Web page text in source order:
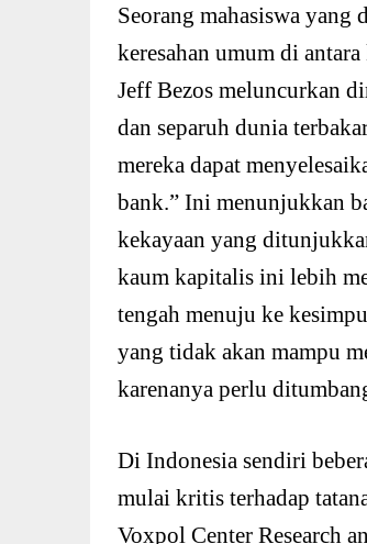
Seorang mahasiswa
keresahan umum di
Jeff Bezos meluncurkan
dan separuh dunia
mereka dapat
bank.” Ini menunjukkan
kekayaan yang
kaum kapitalis ini lebih
tengah menuju ke
yang tidak akan mampu
karenanya perlu
Di Indonesia sendiri
mulai kritis terhadap
Voxpol Center Research